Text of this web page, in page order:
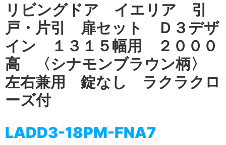
リビングドア イエリア 引
戸・片引 扉セット Ｄ３デザ
イン １３１５幅用 ２０００
高 〈シナモンブラウン柄〉
左右兼用 錠なし ラクラクロ
ーズ付
LADD3-18PM-FNA7